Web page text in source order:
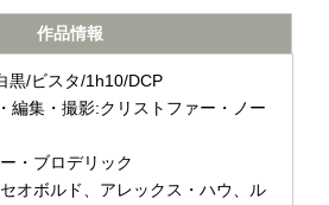
作品情報
黒/ビスタ/1h10/DCP
編集・撮影:クリストファー・ノー
・ブロデリック
オボルド、アレックス・ハウ、ル